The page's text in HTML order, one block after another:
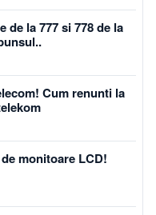
de la 777 si 778 de la
Cum renunti la
monitoare LCD!